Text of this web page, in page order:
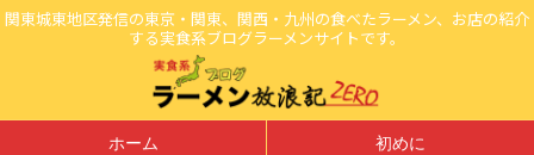
関東城東地区発信の東京・関東、関西・九州の食べたラーメン、お店の紹介
する実食系ブログラーメンサイトです。
ホーム 初めに